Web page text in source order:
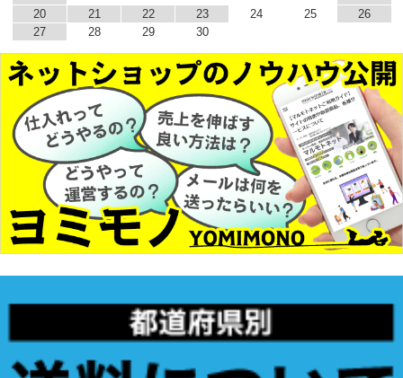
20
21 22 23 24 25
26
27
28 29 30